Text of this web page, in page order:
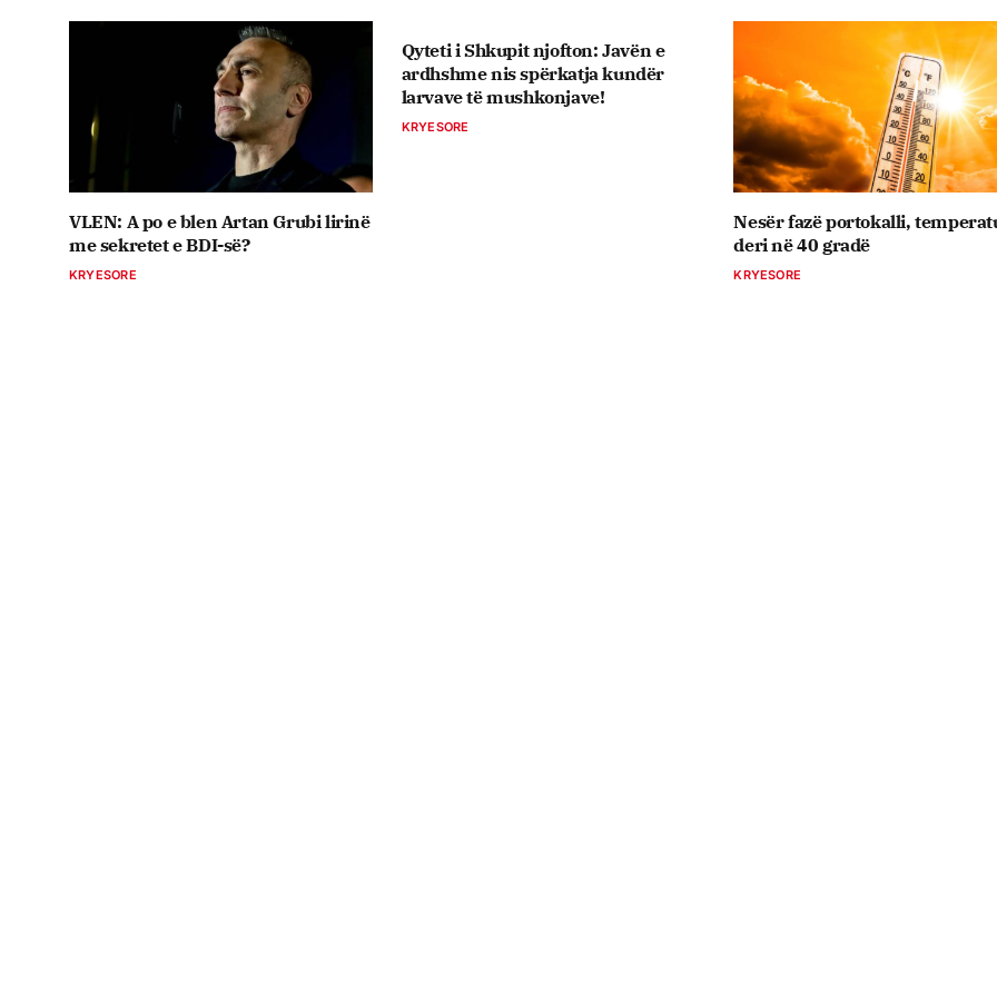
VLEN: A po e blen Artan Grubi lirinë
me sekretet e BDI-së?
KRYESORE
Qyteti i Shkupit njofton: Javën e
ardhshme nis spërkatja kundër
larvave të mushkonjave!
KRYESORE
Nesër fazë portokalli,
deri në 40 gradë
KRYESORE